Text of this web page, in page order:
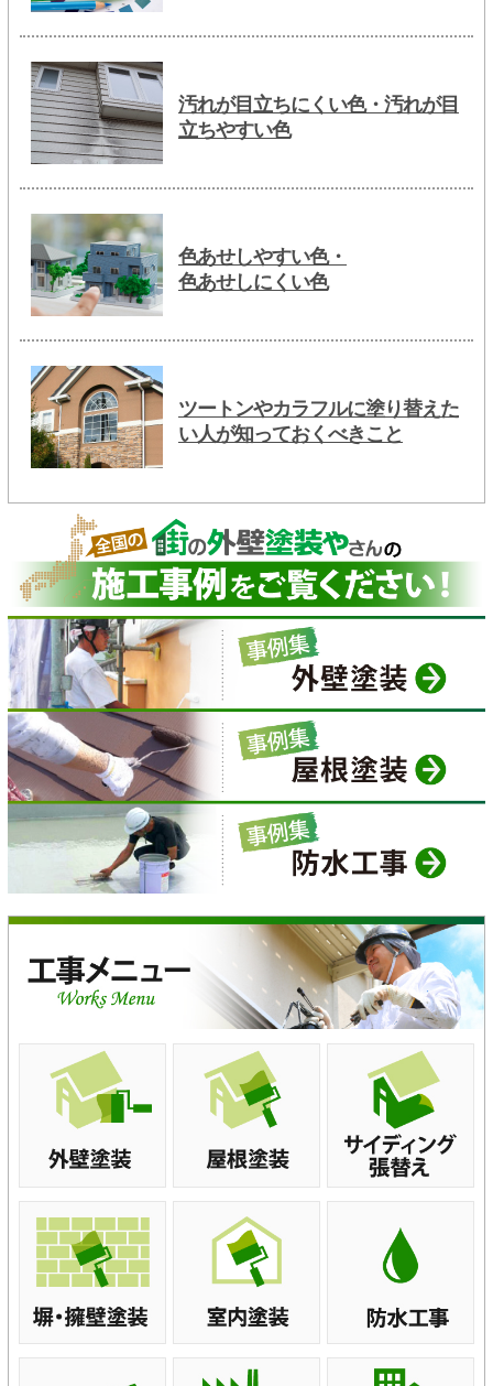
汚れが目立ちにくい色・汚れが目
立ちやすい色
色あせしやすい色・
色あせしにくい色
ツートンやカラフルに塗り替えた
い人が知っておくべきこと